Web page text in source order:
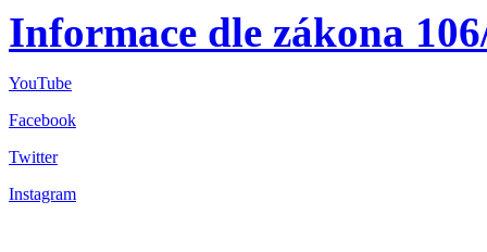
Informace dle zákona
YouTube
Facebook
Twitter
Instagram